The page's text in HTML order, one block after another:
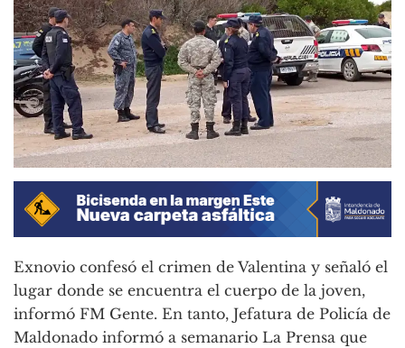
Exnovio confesó el crimen de Valentina y señaló el
lugar donde se encuentra el cuerpo de la joven,
informó FM Gente. En tanto, Jefatura de Policía de
Maldonado informó a semanario La Prensa que